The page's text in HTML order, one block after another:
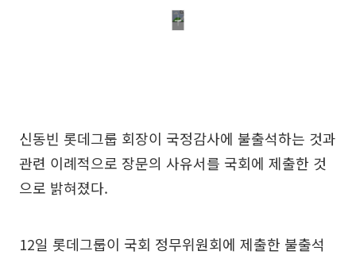
신동빈 롯데그룹 회장이 국정감사에 불출석하는 것과
관련 이례적으로 장문의 사유서를 국회에 제출한 것
으로 밝혀졌다.
12일 롯데그룹이 국회 정무위원회에 제출한 불출석